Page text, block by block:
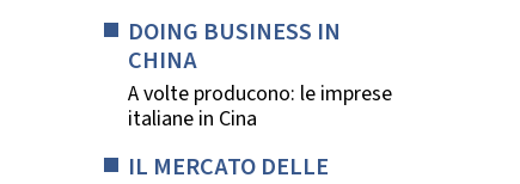
DOING BUSINESS IN
CHINA
A volte producono: le imprese
italiane in Cina
IL MERCATO DELLE